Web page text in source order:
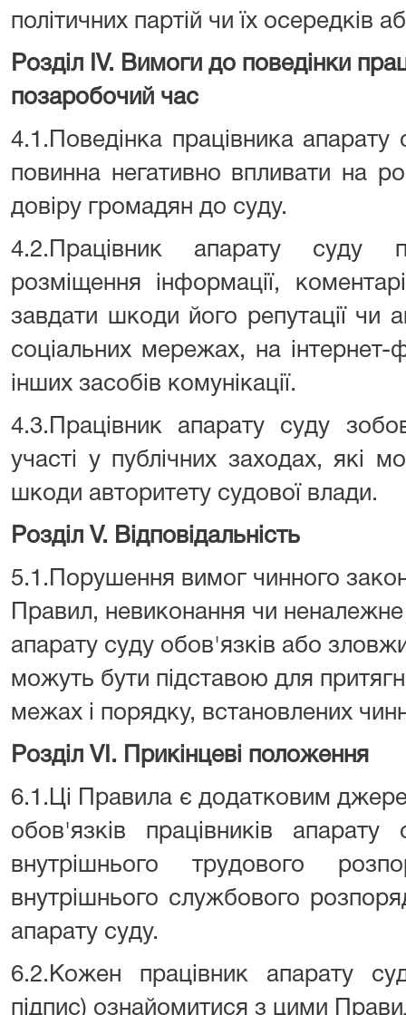
політичних партій чи їх осередків
Розділ IV. Вимоги до поведінки
позаробочий час
4.1.Поведінка працівника
повинна негативно впливати на
довіру громадян до суду.
4.2.Працівник апарату суду
розміщення інформації,
завдати шкоди його репутації чи
соціальних мережах, на
інших засобів комунікації.
4.3.Працівник апарату суду
участі у публічних заходах, які
шкоди авторитету судової влади.
Розділ V. Відповідальність
5.1.Порушення вимог чинного
Правил, невиконання чи
апарату суду обов'язків або
можуть бути підставою для
межах і порядку, встановлених
Розділ VI. Прикінцеві положення
6.1.Ці Правила є додатковим
обов'язків працівників
внутрішнього трудового
внутрішнього службового
апарату суду.
6.2.Кожен працівник апарату
підпис) ознайомитися з цими